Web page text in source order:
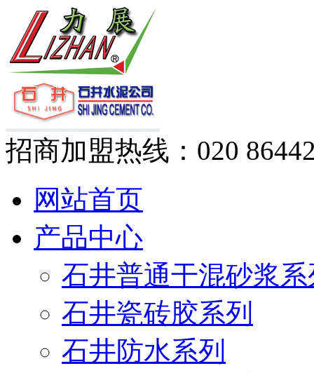
招商加盟热线： 020
网站首页
产品中心
石井普通干混砂浆系
石井瓷砖胶系列
石井防水系列